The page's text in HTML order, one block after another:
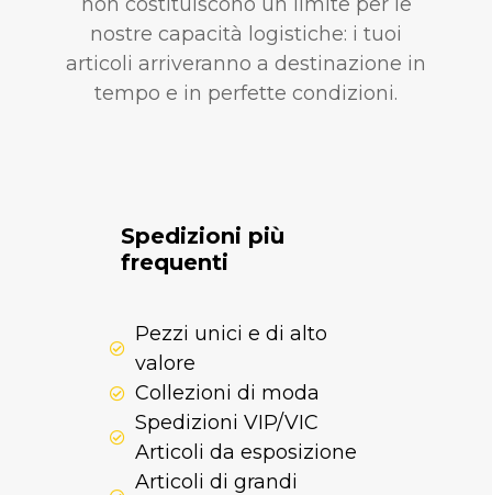
nostre capacità logistiche: i tuoi
articoli arriveranno a destinazione in
tempo e in perfette condizioni.
Spedizioni più
frequenti
Pezzi unici e di alto
valore
Collezioni di moda
Spedizioni VIP/VIC
Articoli da esposizione
Articoli di grandi